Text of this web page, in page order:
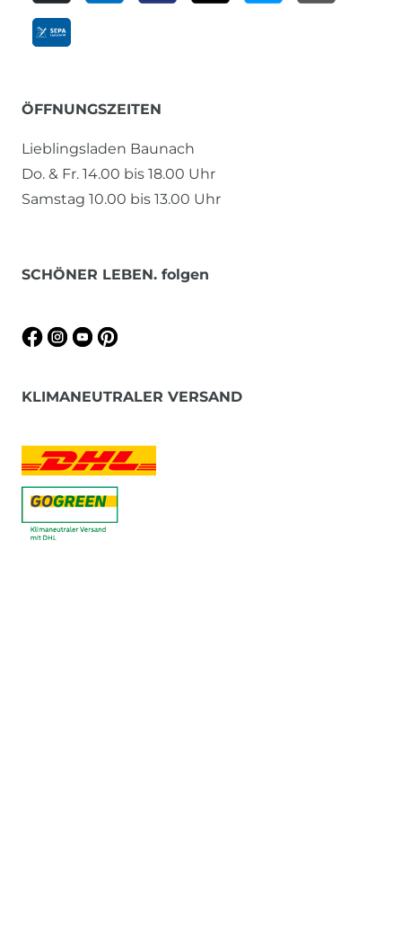
ÖFFNUNGSZEITEN
Lieblingsladen Baunach
Do. & Fr. 14.00 bis 18.00 Uhr
Samstag 10.00 bis 13.00 Uhr
SCHÖNER LEBEN. folgen
KLIMANEUTRALER VERSAND